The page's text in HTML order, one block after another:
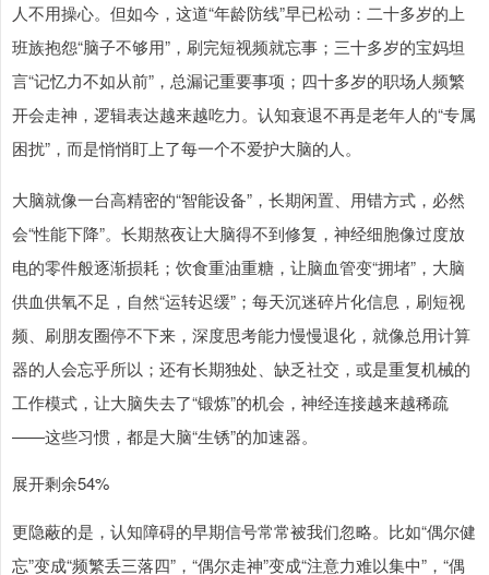
人不用操心。但如今，这道“年龄防线”早已松动：二十多岁的上
班族抱怨“脑子不够用”，刷完短视频就忘事；三十多岁的宝妈坦
言“记忆力不如从前”，总漏记重要事项；四十多岁的职场人频繁
开会走神，逻辑表达越来越吃力。认知衰退不再是老年人的“专属
困扰”，而是悄悄盯上了每一个不爱护大脑的人。
大脑就像一台高精密的“智能设备”，长期闲置、用错方式，必然
会“性能下降”。长期熬夜让大脑得不到修复，神经细胞像过度放
电的零件般逐渐损耗；饮食重油重糖，让脑血管变“拥堵”，大脑
供血供氧不足，自然“运转迟缓”；每天沉迷碎片化信息，刷短视
频、刷朋友圈停不下来，深度思考能力慢慢退化，就像总用计算
器的人会忘乎所以；还有长期独处、缺乏社交，或是重复机械的
工作模式，让大脑失去了“锻炼”的机会，神经连接越来越稀疏
——这些习惯，都是大脑“生锈”的加速器。
展开剩余54%
更隐蔽的是，认知障碍的早期信号常常被我们忽略。比如“偶尔健
忘”变成“频繁丢三落四”，“偶尔走神”变成“注意力难以集中”，“偶